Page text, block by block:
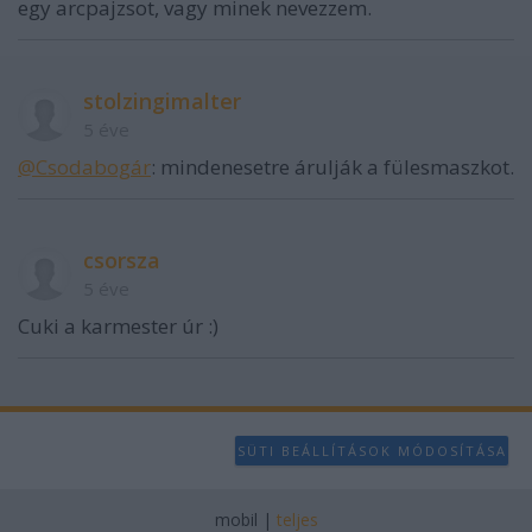
egy arcpajzsot, vagy minek nevezzem.
stolzingimalter
@Csodabogár: mindenesetre árulják a fülesmaszkot.
csorsza
Cuki a karmester úr :)
SÜTI BEÁLLÍTÁSOK MÓDOSÍTÁSA
mobil | teljes